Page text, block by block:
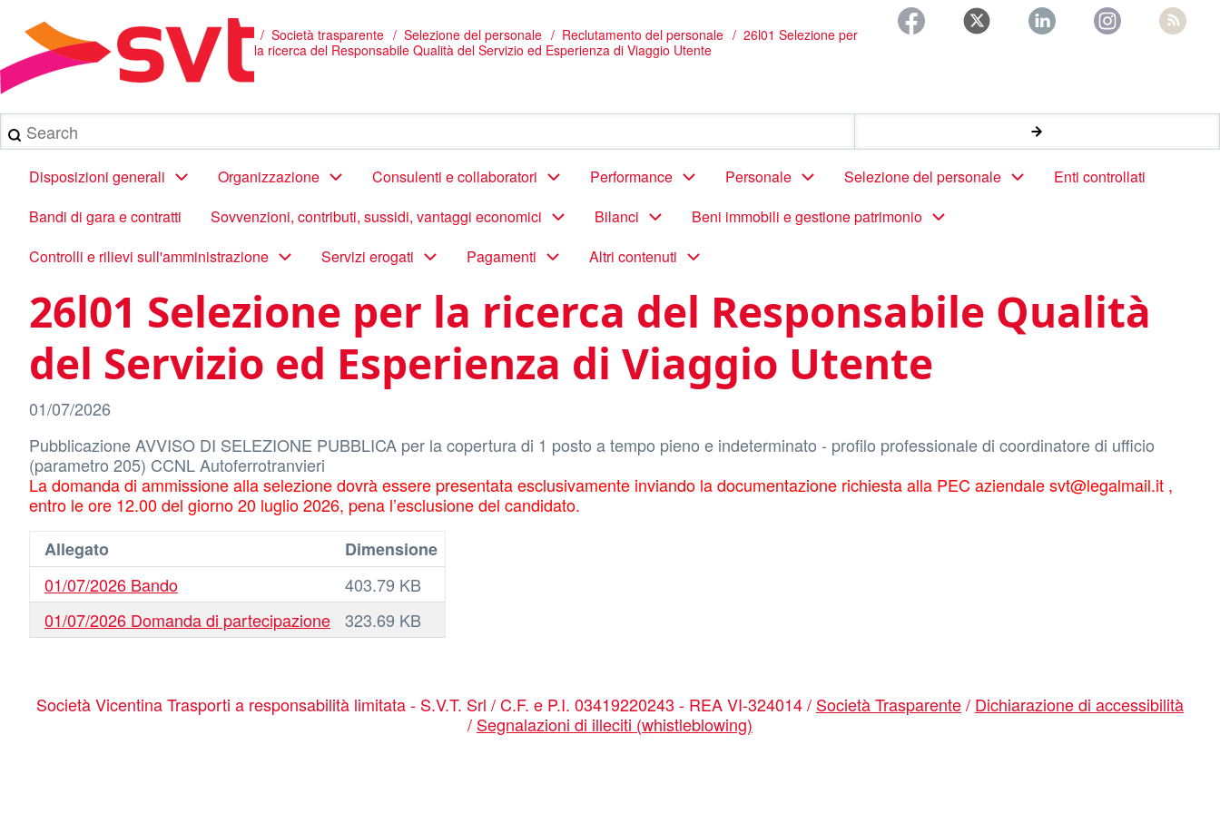
contenuto
principale
Briciole
di
pane
/ Società trasparente Selezione del personale Reclutamento del personale
26l01 Selezione per
la ricerca del Responsabile Qualità del Servizio ed Esperienza di Viaggio Utente
Search
Main
navigation
Disposizioni generali Organizzazione Consulenti e collaboratori Performance Personale Selezione del personale
Enti controllati
Bandi di gara e contratti
Sovvenzioni, contributi, sussidi, vantaggi economici Bilanci
Beni immobili e gestione patrimonio
Controlli e rilievi sull'amministrazione
Servizi erogati Pagamenti Altri contenuti
26l01 Selezione per la ricerca del Responsabile Qualità
del Servizio ed Esperienza di Viaggio Utente
01/07/2026
Pubblicazione AVVISO DI SELEZIONE PUBBLICA per la copertura di 1 posto a tempo pieno e indeterminato - profilo professionale di coordinatore di ufficio
(parametro 205) CCNL Autoferrotranvieri
La domanda di ammissione alla selezione dovrà essere presentata esclusivamente inviando la documentazione richiesta alla PEC aziendale svt@legalmail.it ,
entro le ore 12.00 del giorno 20 luglio 2026, pena l’esclusione del candidato.
Allegato
Dimensione
01/07/2026 Bando
403.79 KB
01/07/2026 Domanda di partecipazione
323.69 KB
Società Vicentina Trasporti a responsabilità limitata - S.V.T. Srl / C.F. e P.I. 03419220243 - REA VI-324014 / Società Trasparente/ Dichiarazione di accessibilità
/ Segnalazioni di illeciti (whistleblowing)